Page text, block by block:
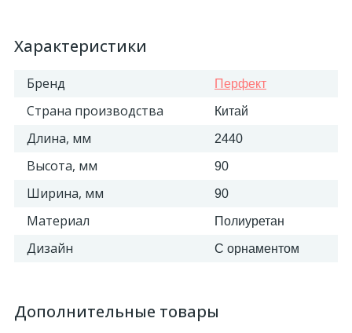
Характеристики
Бренд Перфект
Страна производства Китай
Длина, мм 2440
Высота, мм 90
Ширина, мм 90
Материал Полиуретан
Дизайн С орнаментом
Дополнительные товары